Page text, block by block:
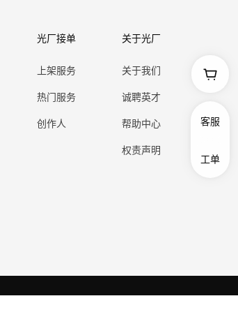
光厂接单
上架服务
热门服务
创作人
关于光厂
关于我们
诚聘英才
帮助中心
权责声明
客服
工单